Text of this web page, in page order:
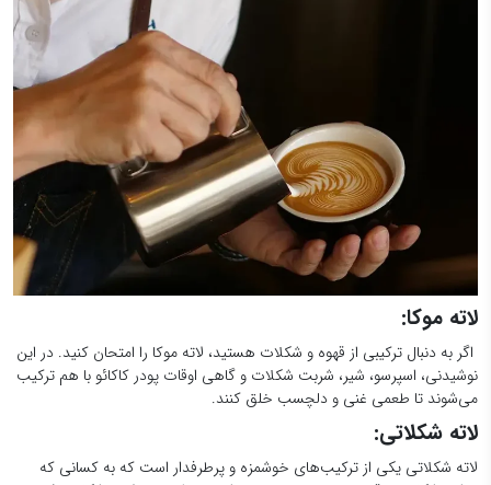
لاته موکا:
اگر به دنبال ترکیبی از قهوه و شکلات هستید، لاته موکا را امتحان کنید. در این
نوشیدنی، اسپرسو، شیر، شربت شکلات و گاهی اوقات پودر کاکائو با هم ترکیب
می‌شوند تا طعمی غنی و دلچسب خلق کنند.
لاته شکلاتی:
لاته شکلاتی یکی از ترکیب‌های خوشمزه و پرطرفدار است که به کسانی که